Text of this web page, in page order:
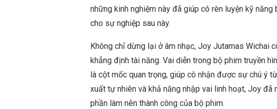
những kinh nghiệm này đã giúp cô rèn luyện kỹ
cho sự nghiệp sau này.
Không chỉ dừng lại ở âm nhạc, Joy Jutamas Wichai
khẳng định tài năng. Vai diễn trong bộ phim truyền
là cột mốc quan trọng, giúp cô nhận được sự chú ý
xuất tự nhiên và khả năng nhập vai linh hoạt, Joy
phần làm nên thành công của bộ phim.